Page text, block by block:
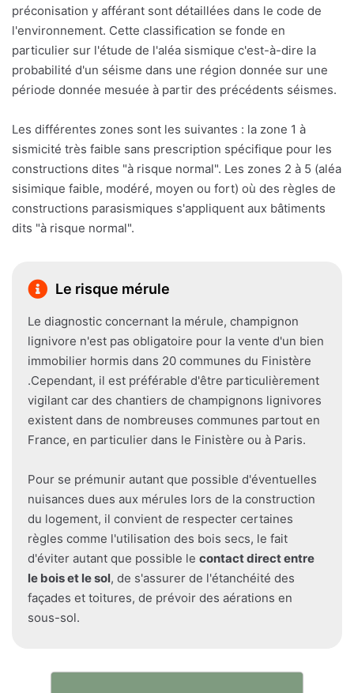
préconisation y afférant sont détaillées dans le code de
l'environnement. Cette classification se fonde en
particulier sur l'étude de l'aléa sismique c'est-à-dire la
probabilité d'un séisme dans une région donnée sur une
période donnée mesuée à partir des précédents séismes.
Les différentes zones sont les suivantes : la zone 1 à
sismicité très faible sans prescription spécifique pour les
constructions dites "à risque normal". Les zones 2 à 5 (aléa
sisimique faible, modéré, moyen ou fort) où des règles de
constructions parasismiques s'appliquent aux bâtiments
dits "à risque normal".
Le risque mérule
Le diagnostic concernant la mérule, champignon
lignivore n'est pas obligatoire pour la vente d'un bien
immobilier hormis dans 20 communes du Finistère
.Cependant, il est préférable d'être particulièrement
vigilant car des chantiers de champignons lignivores
existent dans de nombreuses communes partout en
France, en particulier dans le Finistère ou à Paris.
Pour se prémunir autant que possible d'éventuelles
nuisances dues aux mérules lors de la construction
du logement, il convient de respecter certaines
règles comme l'utilisation des bois secs, le fait
d'éviter autant que possible le contact direct entre
le bois et le sol, de s'assurer de l'étanchéité des
façades et toitures, de prévoir des aérations en
sous-sol.